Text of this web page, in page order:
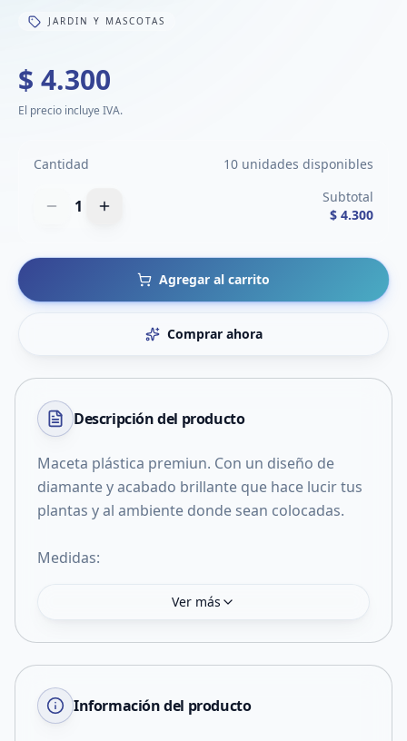
JARDIN Y MASCOTAS
$ 4.300
El precio incluye IVA.
Cantidad 10 unidades disponibles
1
Subtotal
$ 4.300
Agregar al carrito
Comprar ahora
Descripción del producto
Maceta plástica premiun. Con un diseño de
diamante y acabado brillante que hace lucir tus
plantas y al ambiente donde sean colocadas.
Medidas:
Ver más
Información del producto